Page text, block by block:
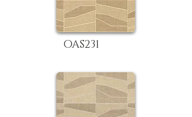
OAS231